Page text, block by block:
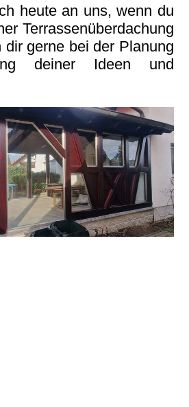
heute an uns, wenn du
Terrassenüberdachung
dir gerne bei der Planung
deiner Ideen und